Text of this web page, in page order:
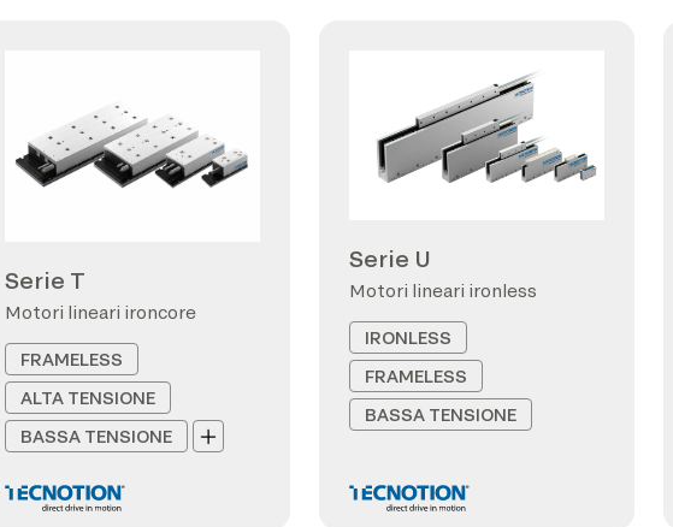
Serie T
Motori lineari ironcore
FRAMELESS
ALTA TENSIONE
BASSA TENSIONE
Serie U
Motori lineari ironless
IRONLESS
FRAMELESS
BASSA TENSIONE